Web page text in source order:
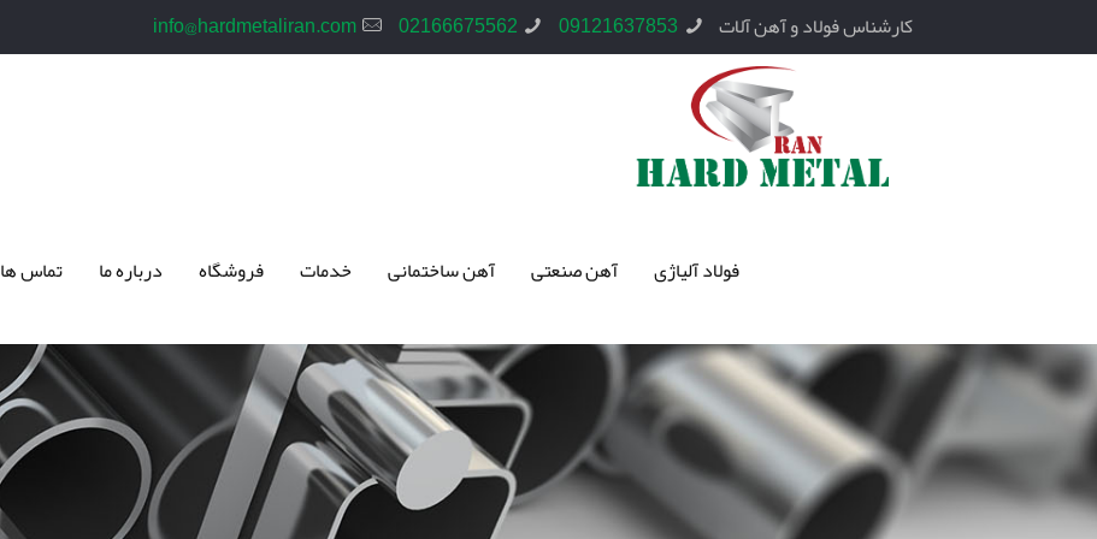
کارشناس فولاد و آهن آلات 09121637853
02166675562
info@hardmetaliran.com
فولاد آلیاژی آهن صنعتی آهن ساختمانی خدمات فروشگاه درباره ما تماس ها